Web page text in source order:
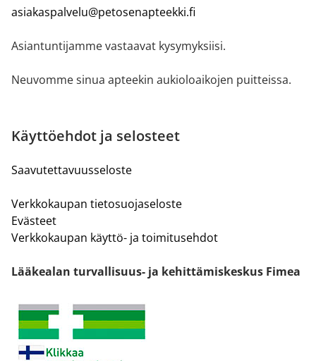
asiakaspalvelu@petosenapteekki.fi
Asiantuntijamme vastaavat kysymyksiisi.
Neuvomme sinua apteekin aukioloaikojen puitteissa.
Käyttöehdot ja selosteet
Saavutettavuusseloste
Verkkokaupan tietosuojaseloste
Evästeet
Verkkokaupan käyttö- ja toimitusehdot
Lääkealan turvallisuus- ja kehittämiskeskus Fimea